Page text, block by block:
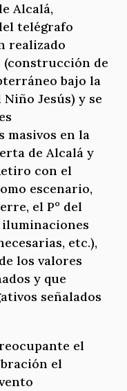
Alcalá,
telégrafo
realizado
(construcción de
bajo la
Jesús) y se
en la
de Alcalá y
con el
escenario,
el Pº del
etc.),
los valores
y que
señalados
el
el